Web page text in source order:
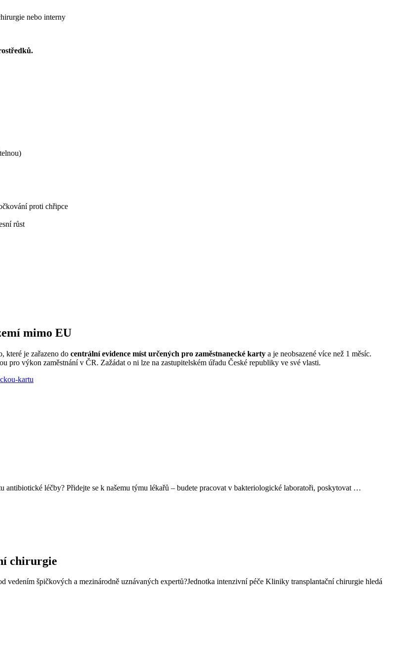
nebo interny
proti chřipce
růst
mimo EU
které je zařazeno do centrální evidence míst určených pro zaměstnanecké karty a je neobsazené více než 1 měsíc.
pro výkon zaměstnání v ČR. Zažádat o ni lze na zastupitelském úřadu České republiky ve své vlasti.
kartu
antibiotické léčby? Přidejte se k našemu týmu lékařů – budete pracovat v bakteriologické laboratoři, poskytovat …
chirurgie
vedením špičkových a mezinárodně uznávaných expertů?Jednotka intenzivní péče Kliniky transplantační chirurgie hledá